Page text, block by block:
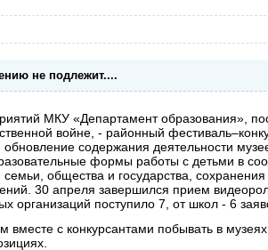
не подлежит....
МКУ «Департамент образования»,
войне, - районный
обновление содержания деятельности
формы работы с детьми в
общества и государства,
30 апреля завершился прием
организаций поступило 7, от школ - 6
вместе с конкурсантами побывать в